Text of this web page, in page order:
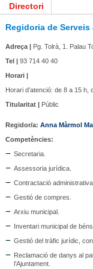
Directori
Regidoria de
Adreça |Pg. Tolrà, 1. Palau
Tel |93 714 40 40
Horari |
Horari d’atenció: de 8 a 15 h,
Titularitat |Públic
Regidor/a: Anna Màrmol
Competències:
Secretaria.
Assessoria jurídica.
Contractació administrativa.
Gestió de compres.
Arxiu municipal.
Inventari municipal de béns.
Gestió del tràfic jurídic,
Reclamació de danys al
l’Ajuntament.